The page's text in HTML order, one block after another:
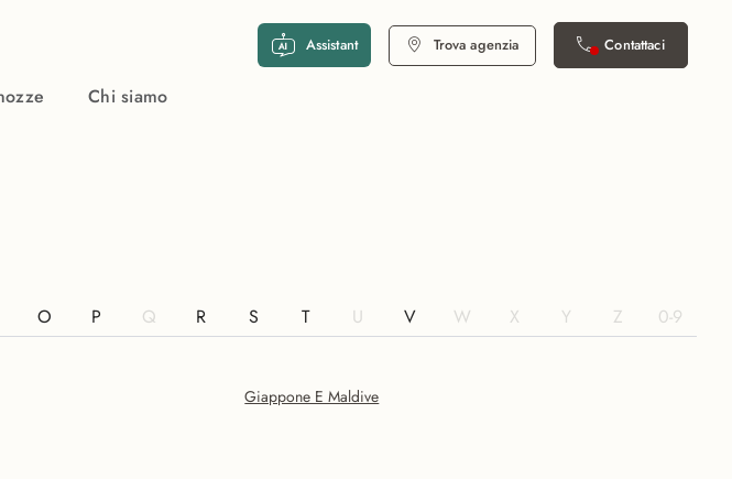
Assistant Trova agenzia Contattaci
Chi siamo
O P Q R S T U V W X Y Z 0-9
Giappone E Maldive